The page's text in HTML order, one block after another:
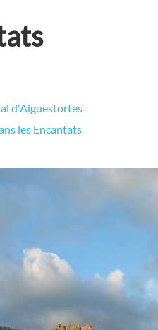
d'Aiguestortes
les Encantats